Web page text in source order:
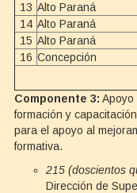
13 Alto Paraná
14 Alto Paraná
15 Alto Paraná
16 Concepción
Componente 3:
formación y
para el apoyo al
formativa.
215 (doscientos
Dirección de